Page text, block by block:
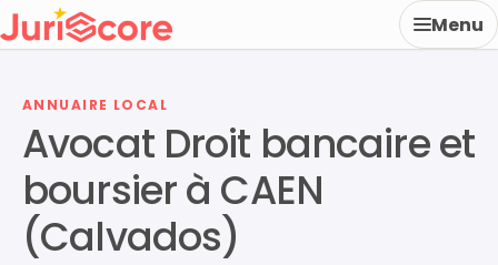
Menu
ANNUAIRE LOCAL
Avocat Droit bancaire et
boursier à CAEN
(Calvados)